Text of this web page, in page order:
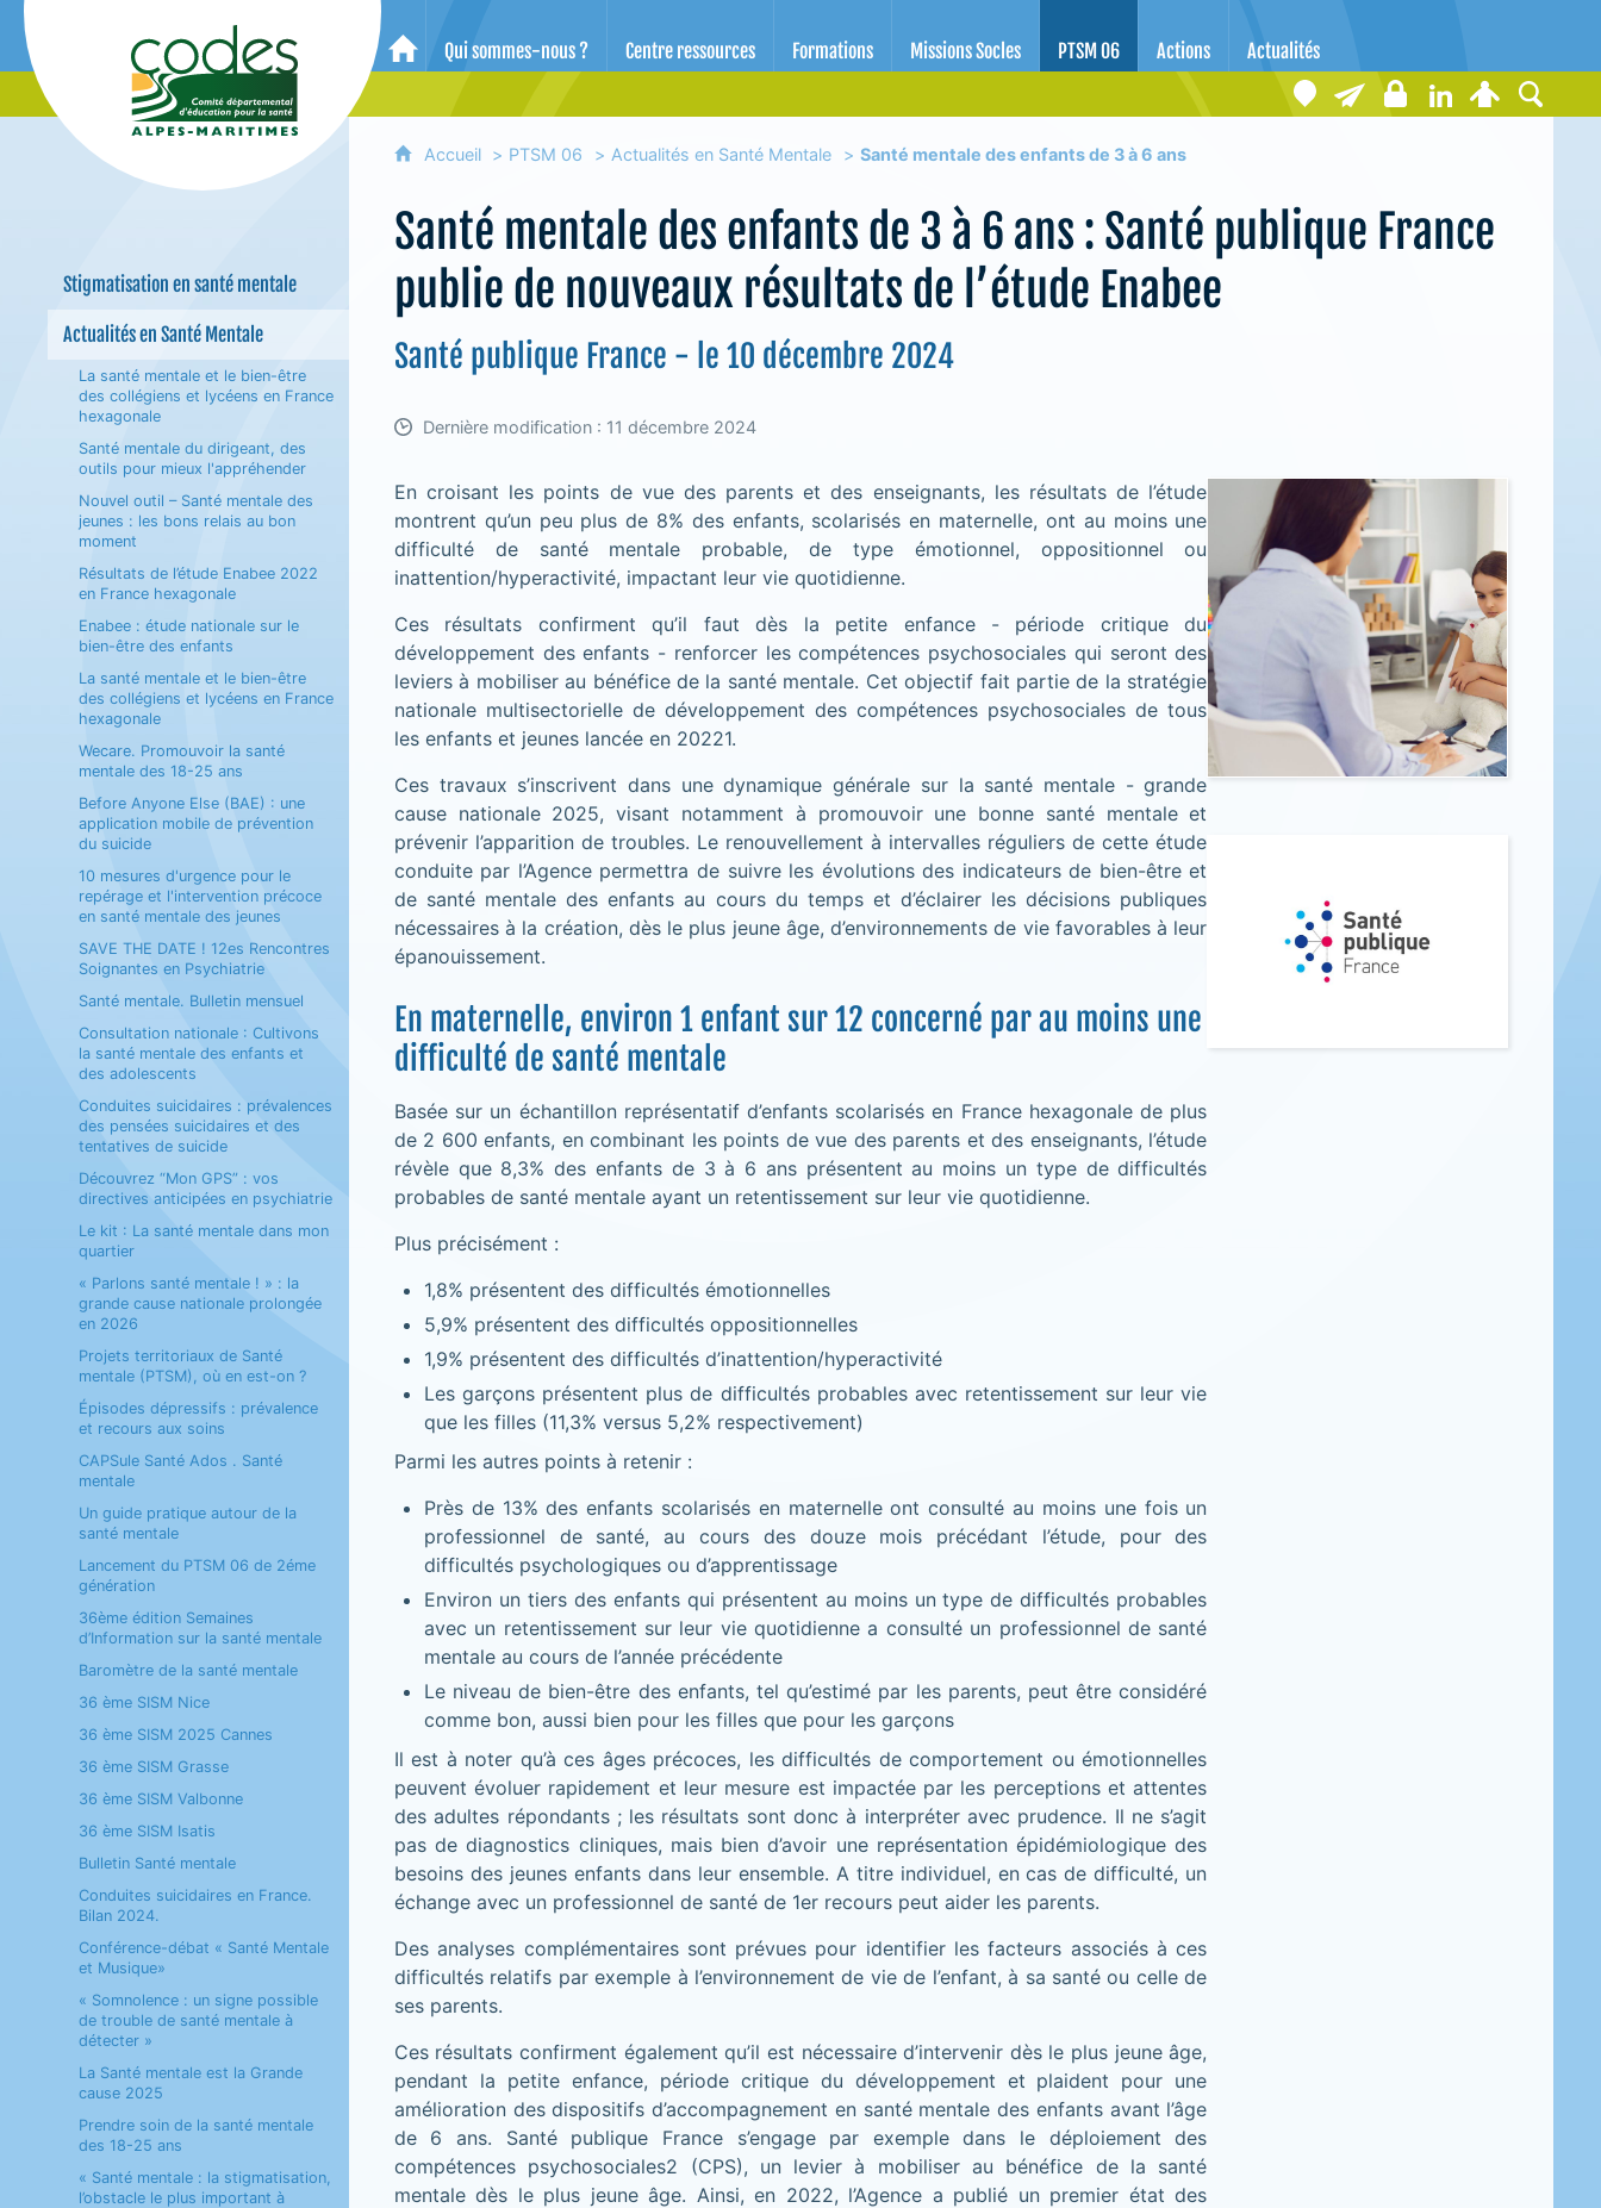
CoDES 06 - Comité départemental d'éducation pour la santé des Alpes-Maritimes
Accueil
Qui sommes-nous ? Centre ressources Formations Missions Socles PTSM 06 Actions Actualités
Stigmatisation en santé mentale
Actualités en Santé Mentale
La santé mentale et le bien-être
des collégiens et lycéens en France
hexagonale
Santé mentale du dirigeant, des
outils pour mieux l'appréhender
Nouvel outil – Santé mentale des
jeunes : les bons relais au bon
moment
Résultats de l’étude Enabee 2022
en France hexagonale
Enabee : étude nationale sur le
bien-être des enfants
La santé mentale et le bien-être
des collégiens et lycéens en France
hexagonale
Wecare. Promouvoir la santé
mentale des 18-25 ans
Before Anyone Else (BAE) : une
application mobile de prévention
du suicide
10 mesures d'urgence pour le
repérage et l'intervention précoce
en santé mentale des jeunes
SAVE THE DATE ! 12es Rencontres
Soignantes en Psychiatrie
Santé mentale. Bulletin mensuel
Consultation nationale : Cultivons
la santé mentale des enfants et
des adolescents
Conduites suicidaires : prévalences
des pensées suicidaires et des
tentatives de suicide
Découvrez “Mon GPS” : vos
directives anticipées en psychiatrie
Le kit : La santé mentale dans mon
quartier
« Parlons santé mentale ! » : la
grande cause nationale prolongée
en 2026
Projets territoriaux de Santé
mentale (PTSM), où en est-on ?
Épisodes dépressifs : prévalence
et recours aux soins
CAPSule Santé Ados . Santé
mentale
Un guide pratique autour de la
santé mentale
Lancement du PTSM 06 de 2éme
génération
36ème édition Semaines
d’Information sur la santé mentale
Baromètre de la santé mentale
36 ème SISM Nice
36 ème SISM 2025 Cannes
36 ème SISM Grasse
36 ème SISM Valbonne
36 ème SISM Isatis
Bulletin Santé mentale
Conduites suicidaires en France.
Bilan 2024.
Conférence-débat « Santé Mentale
et Musique»
« Somnolence : un signe possible
de trouble de santé mentale à
détecter »
La Santé mentale est la Grande
cause 2025
Prendre soin de la santé mentale
des 18-25 ans
« Santé mentale : la stigmatisation,
l’obstacle le plus important à
Accueil PTSM 06 Actualités en Santé Mentale Santé mentale des enfants de 3 à 6 ans
Santé mentale des enfants de 3 à 6 ans : Santé publique France
publie de nouveaux résultats de l’étude Enabee
Santé publique France - le 10 décembre 2024
Dernière modification : 11 décembre 2024
En croisant les points de vue des parents et des enseignants, les résultats de l’étude
montrent qu’un peu plus de 8% des enfants, scolarisés en maternelle, ont au moins une
difficulté de santé mentale probable, de type émotionnel, oppositionnel ou
inattention/hyperactivité, impactant leur vie quotidienne.
Ces résultats confirment qu’il faut dès la petite enfance - période critique du
développement des enfants - renforcer les compétences psychosociales qui seront des
leviers à mobiliser au bénéfice de la santé mentale. Cet objectif fait partie de la stratégie
nationale multisectorielle de développement des compétences psychosociales de tous
les enfants et jeunes lancée en 20221.
Ces travaux s’inscrivent dans une dynamique générale sur la santé mentale - grande
cause nationale 2025, visant notamment à promouvoir une bonne santé mentale et
prévenir l’apparition de troubles. Le renouvellement à intervalles réguliers de cette étude
conduite par l’Agence permettra de suivre les évolutions des indicateurs de bien-être et
de santé mentale des enfants au cours du temps et d’éclairer les décisions publiques
nécessaires à la création, dès le plus jeune âge, d’environnements de vie favorables à leur
épanouissement.
En maternelle, environ 1 enfant sur 12 concerné par au moins une
difficulté de santé mentale
Basée sur un échantillon représentatif d’enfants scolarisés en France hexagonale de plus
de 2 600 enfants, en combinant les points de vue des parents et des enseignants, l’étude
révèle que 8,3% des enfants de 3 à 6 ans présentent au moins un type de difficultés
probables de santé mentale ayant un retentissement sur leur vie quotidienne.
Plus précisément :
1,8% présentent des difficultés émotionnelles
5,9% présentent des difficultés oppositionnelles
1,9% présentent des difficultés d’inattention/hyperactivité
Les garçons présentent plus de difficultés probables avec retentissement sur leur vie
que les filles (11,3% versus 5,2% respectivement)
Parmi les autres points à retenir :
Près de 13% des enfants scolarisés en maternelle ont consulté au moins une fois un
professionnel de santé, au cours des douze mois précédant l’étude, pour des
difficultés psychologiques ou d’apprentissage
Environ un tiers des enfants qui présentent au moins un type de difficultés probables
avec un retentissement sur leur vie quotidienne a consulté un professionnel de santé
mentale au cours de l’année précédente
Le niveau de bien-être des enfants, tel qu’estimé par les parents, peut être considéré
comme bon, aussi bien pour les filles que pour les garçons
Il est à noter qu’à ces âges précoces, les difficultés de comportement ou émotionnelles
peuvent évoluer rapidement et leur mesure est impactée par les perceptions et attentes
des adultes répondants ; les résultats sont donc à interpréter avec prudence. Il ne s’agit
pas de diagnostics cliniques, mais bien d’avoir une représentation épidémiologique des
besoins des jeunes enfants dans leur ensemble. A titre individuel, en cas de difficulté, un
échange avec un professionnel de santé de 1er recours peut aider les parents.
Des analyses complémentaires sont prévues pour identifier les facteurs associés à ces
difficultés relatifs par exemple à l’environnement de vie de l’enfant, à sa santé ou celle de
ses parents.
Ces résultats confirment également qu’il est nécessaire d’intervenir dès le plus jeune âge,
pendant la petite enfance, période critique du développement et plaident pour une
amélioration des dispositifs d’accompagnement en santé mentale des enfants avant l’âge
de 6 ans. Santé publique France s’engage par exemple dans le déploiement des
compétences psychosociales2 (CPS), un levier à mobiliser au bénéfice de la santé
mentale dès le plus jeune âge. Ainsi, en 2022, l’Agence a publié un premier état des